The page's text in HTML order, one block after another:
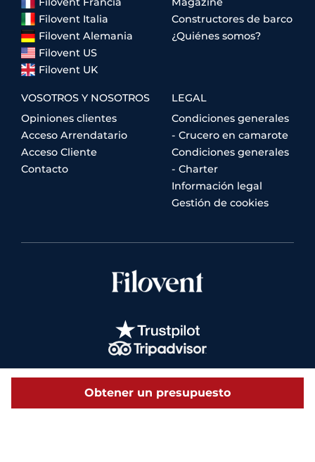
Obtener un presupuesto
Filovent Italia
Filovent Alemania
Filovent US
Filovent UK
Constructores de barco
¿Quiénes somos?
VOSOTROS Y NOSOTROS
Opiniones clientes
Acceso Arrendatario
Acceso Cliente
Contacto
LEGAL
Condiciones generales
- Crucero en camarote
Condiciones generales
- Charter
Información legal
Gestión de cookies
© 2026 Filovent